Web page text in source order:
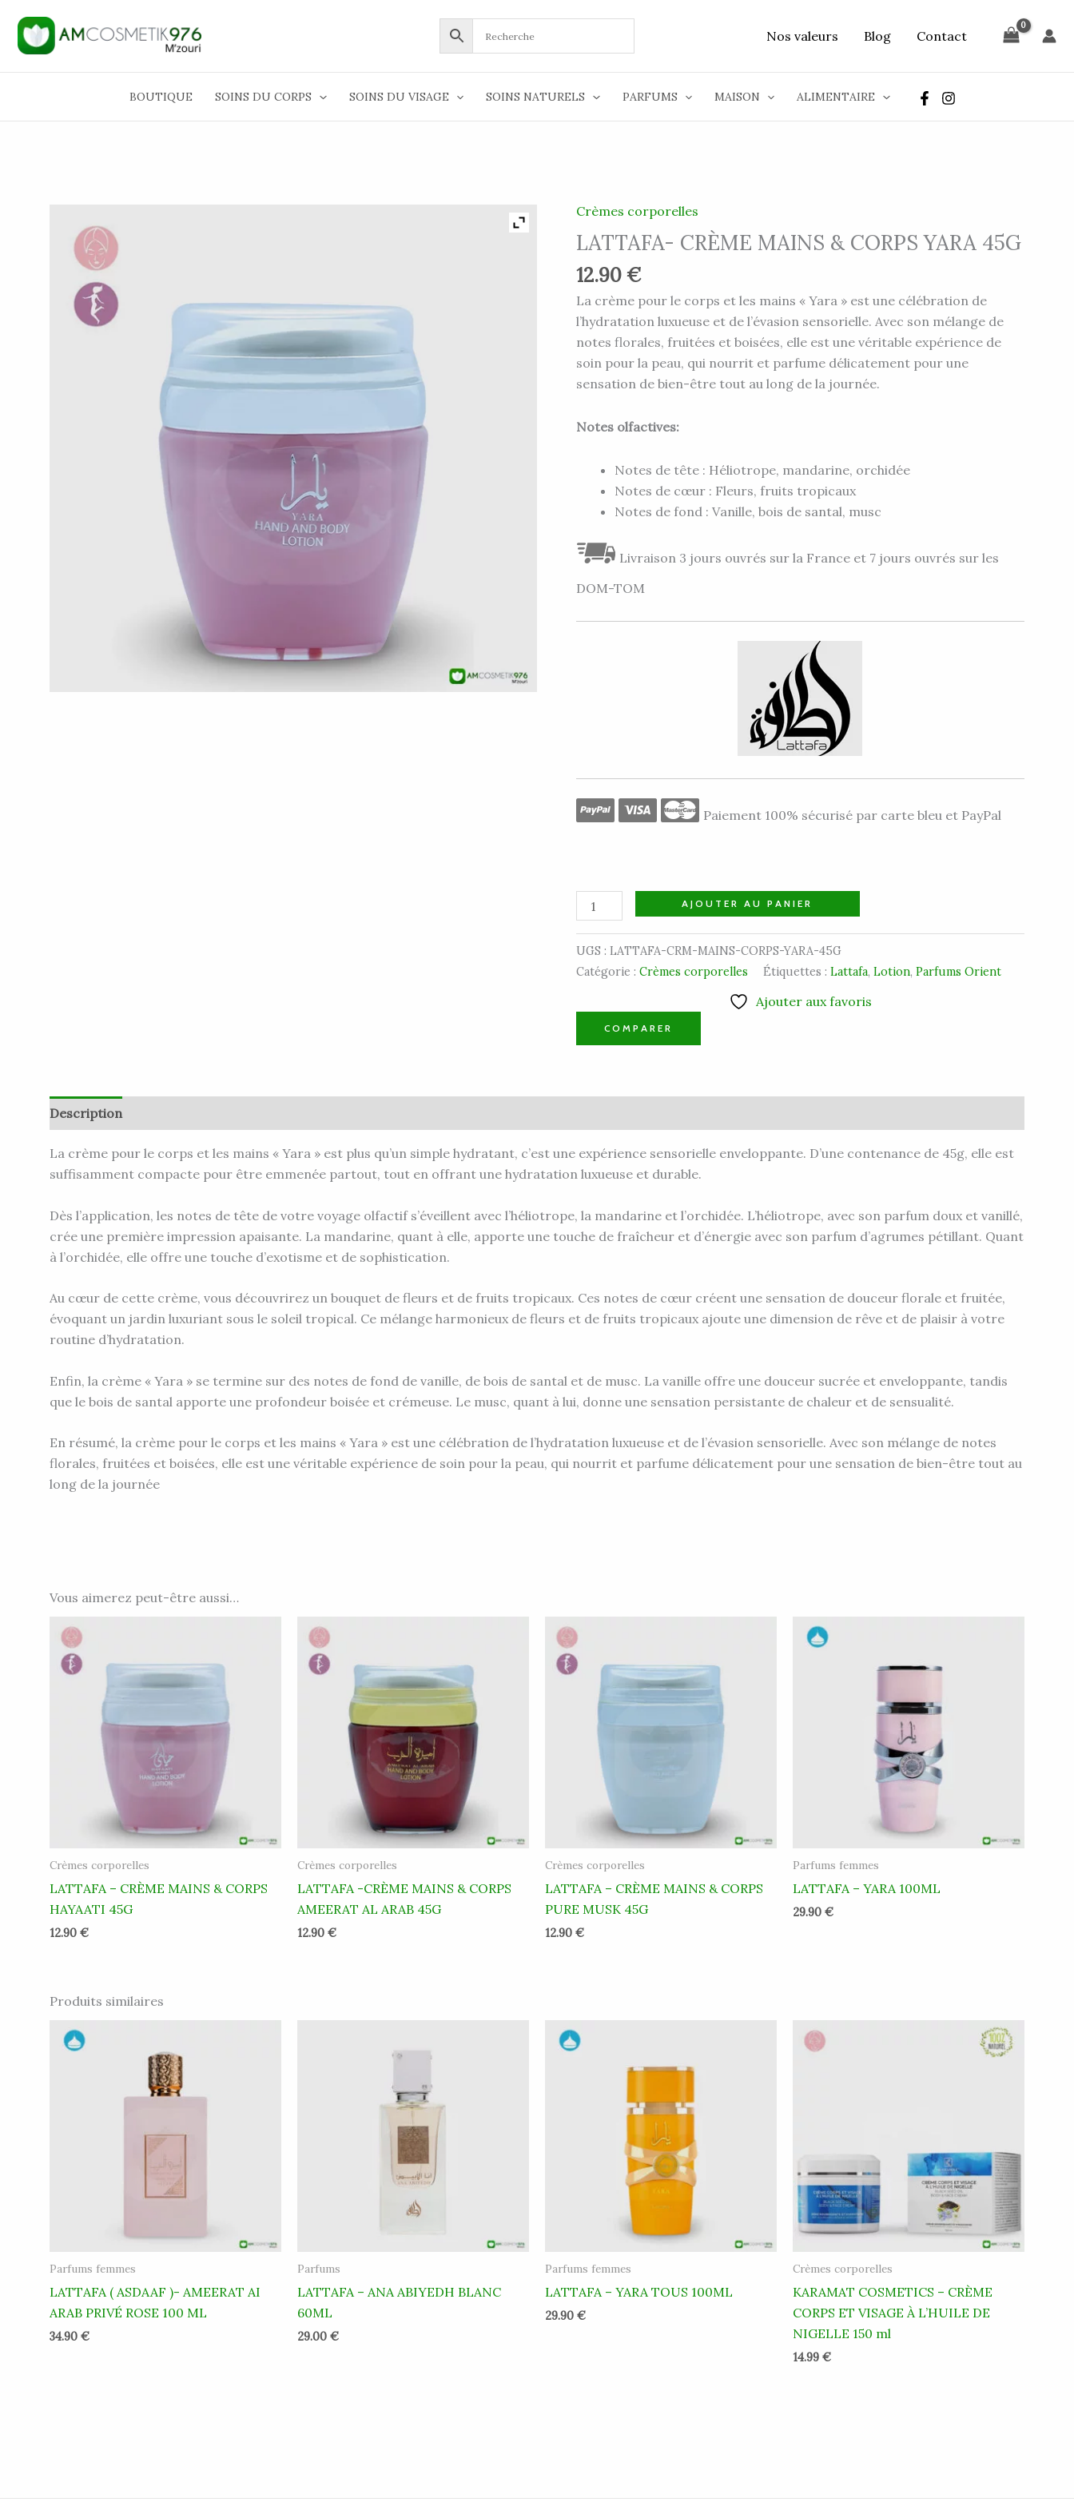
contenu
Nos valeurs Blog Contact
BOUTIQUE SOINS DU CORPS SOINS DU VISAGE SOINS NATURELS PARFUMS MAISON ALIMENTAIRE
Crèmes corporelles
LATTAFA- CRÈME MAINS & CORPS YARA 45G
12.90€
La crème pour le corps et les mains « Yara » est une célébration de
l’hydratation luxueuse et de l’évasion sensorielle. Avec son mélange de
notes florales, fruitées et boisées, elle est une véritable expérience de
soin pour la peau, qui nourrit et parfume délicatement pour une
sensation de bien-être tout au long de la journée.
Notes olfactives:
Notes de tête : Héliotrope, mandarine, orchidée
Notes de cœur : Fleurs, fruits tropicaux
Notes de fond : Vanille, bois de santal, musc
Livraison 3 jours ouvrés sur la France et 7 jours ouvrés sur les
DOM-TOM
Paiement 100% sécurisé par carte bleu et PayPal
quantité
de
CRÈME
MAINS
&
CORPS
YARA
45G
AJOUTER AU PANIER
UGS : LATTAFA-CRM-MAINS-CORPS-YARA-45G
Catégorie : Crèmes corporelles Étiquettes : Lattafa, Lotion, Parfums Orient
Ajouter aux favoris
COMPARER
Description
La crème pour le corps et les mains « Yara » est plus qu’un simple hydratant, c’est une expérience sensorielle enveloppante. D’une contenance de 45g, elle est
suffisamment compacte pour être emmenée partout, tout en offrant une hydratation luxueuse et durable.
Dès l’application, les notes de tête de votre voyage olfactif s’éveillent avec l’héliotrope, la mandarine et l’orchidée. L’héliotrope, avec son parfum doux et vanillé,
crée une première impression apaisante. La mandarine, quant à elle, apporte une touche de fraîcheur et d’énergie avec son parfum d’agrumes pétillant. Quant
à l’orchidée, elle offre une touche d’exotisme et de sophistication.
Au cœur de cette crème, vous découvrirez un bouquet de fleurs et de fruits tropicaux. Ces notes de cœur créent une sensation de douceur florale et fruitée,
évoquant un jardin luxuriant sous le soleil tropical. Ce mélange harmonieux de fleurs et de fruits tropicaux ajoute une dimension de rêve et de plaisir à votre
routine d’hydratation.
Enfin, la crème « Yara » se termine sur des notes de fond de vanille, de bois de santal et de musc. La vanille offre une douceur sucrée et enveloppante, tandis
que le bois de santal apporte une profondeur boisée et crémeuse. Le musc, quant à lui, donne une sensation persistante de chaleur et de sensualité.
En résumé, la crème pour le corps et les mains « Yara » est une célébration de l’hydratation luxueuse et de l’évasion sensorielle. Avec son mélange de notes
florales, fruitées et boisées, elle est une véritable expérience de soin pour la peau, qui nourrit et parfume délicatement pour une sensation de bien-être tout au
long de la journée
Vous aimerez peut-être aussi…
Crèmes corporelles
LATTAFA – CRÈME MAINS & CORPS
HAYAATI 45G
12.90 €
Crèmes corporelles
LATTAFA -CRÈME MAINS & CORPS
AMEERAT AL ARAB 45G
12.90 €
Crèmes corporelles
LATTAFA – CRÈME MAINS & CORPS
PURE MUSK 45G
12.90 €
Parfums femmes
LATTAFA – YARA 100ML
29.90 €
Produits similaires
Parfums femmes
LATTAFA ( ASDAAF )- AMEERAT AI
ARAB PRIVÉ ROSE 100 ML
34.90 €
Parfums
LATTAFA – ANA ABIYEDH BLANC
60ML
29.00 €
Parfums femmes
LATTAFA – YARA TOUS 100ML
29.90 €
Crèmes corporelles
KARAMAT COSMETICS – CRÈME
CORPS ET VISAGE À L’HUILE DE
NIGELLE 150 ml
14.99 €